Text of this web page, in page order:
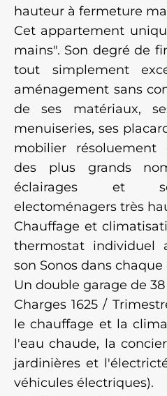
hauteur à fermeture
Cet appartement
mains". Son degré de
tout simplement
aménagement sans
de ses matériaux,
menuiseries, ses
mobilier résoluement
des plus grands
éclairages et
electoménagers très
Chauffage et
thermostat individuel
son Sonos dans chaque
Un double garage de 38
Charges 1625 /
le chauffage et la
l'eau chaude, la
jardinières et
véhicules électriques).